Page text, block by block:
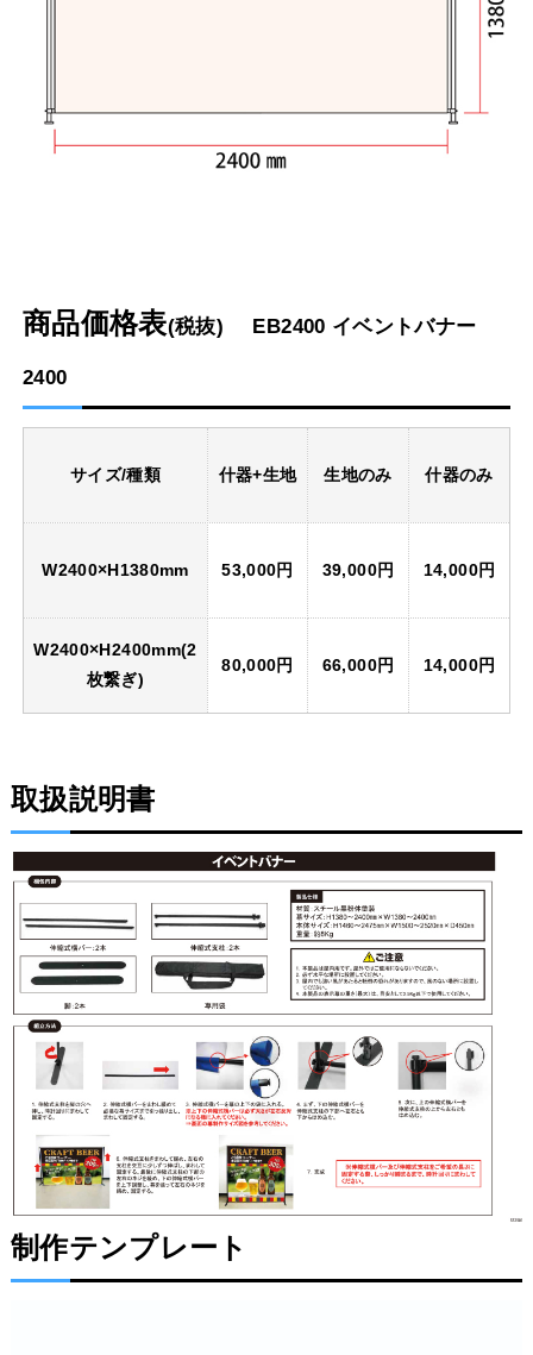
商品価格表(税抜) EB2400 イベントバナー
2400
サイズ/種類 什器+生地 生地のみ 什器のみ
W2400×H1380mm 53,000円 39,000円 14,000円
W2400×H2400mm(2
枚繋ぎ)
80,000円 66,000円 14,000円
取扱説明書
制作テンプレート